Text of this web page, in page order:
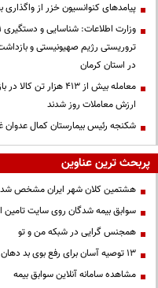
پیامدهای کنوانسیون خزر از
در استان کرمان
معامله بیش از ۴۱۳
ارزش معاملات روز شدند
شکنجه رئیس بیمارستان کمال عدوان
پربحث ترین عناوین
هشتمین کلان شهر ایران مشخص شد
سوابق بیمه شدگان روی سایت تامین
همجنس گرایی در شبکه من و تو
13 توصیه آسان برای رفع بوی بد دهان
مشاهده سامانه آنلاين سوابق بیمه